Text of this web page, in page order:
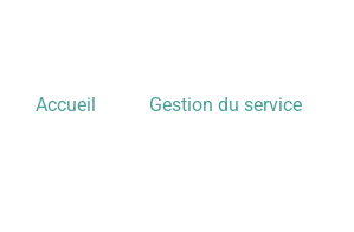
Accueil Gestion du service